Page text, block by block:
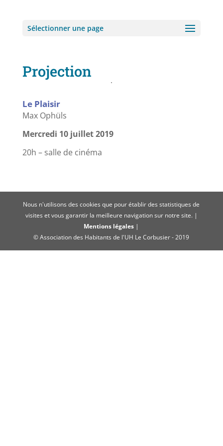
Sélectionner une page
Projection
Le Plaisir
Max Ophüls
Mercredi 10 juillet 2019
20h – salle de cinéma
Nous n'utilisons des cookies que pour établir des statistiques de
visites et vous garantir la meilleure navigation sur notre site. |
Mentions légales |
© Association des Habitants de l'UH Le Corbusier - 2019